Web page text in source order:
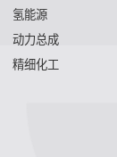
氢能源
动力总成
精细化工